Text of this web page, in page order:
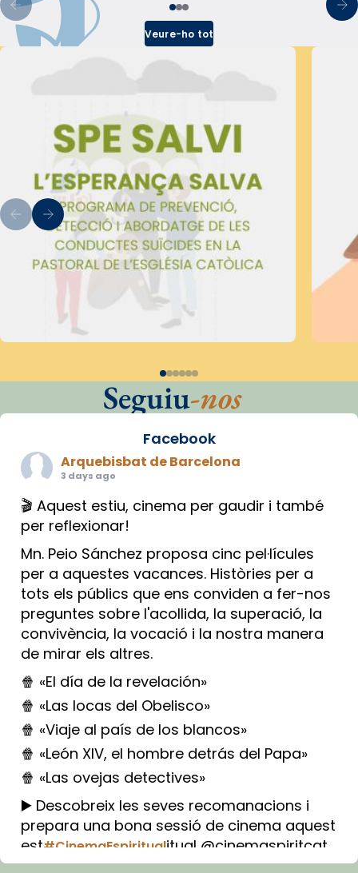
Veure-ho tot
Seguiu-nos
Facebook
Arquebisbat de Barcelona
3 days ago
🎬 Aquest estiu, cinema per gaudir i també
per reflexionar!
Mn. Peio Sánchez proposa cinc pel·lícules
per a aquestes vacances. Històries per a
tots els públics que ens conviden a fer-nos
preguntes sobre l'acollida, la superació, la
convivència, la vocació i la nostra manera
de mirar els altres.
🍿 «El día de la revelación»
🍿 «Las locas del Obelisco»
🍿 «Viaje al país de los blancos»
🍿 «León XIV, el hombre detrás del Papa»
🍿 «Las ovejas detectives»
▶️ Descobreix les seves recomanacions i
prepara una bona sessió de cinema aquest
est#CinemaEspiritualitual @cinemaspiritcat